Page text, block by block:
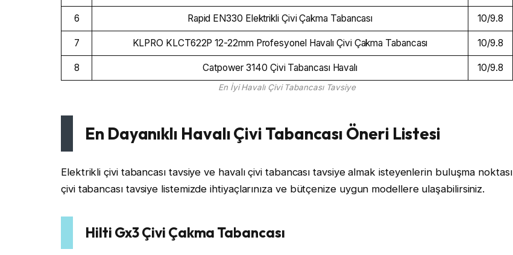
6 Rapid EN330 Elektrikli Çivi Çakma Tabancası 10/9.8
7 KLPRO KLCT622P 12-22mm Profesyonel Havalı Çivi Çakma Tabancası 10/9.8
8 Catpower 3140 Çivi Tabancası Havalı 10/9.8
En İyi Havalı Çivi Tabancası Tavsiye
En Dayanıklı Havalı Çivi Tabancası Öneri Listesi
Elektrikli çivi tabancası tavsiye ve havalı çivi tabancası tavsiye almak isteyenlerin buluşma noktası
çivi tabancası tavsiye listemizde ihtiyaçlarınıza ve bütçenize uygun modellere ulaşabilirsiniz.
Hilti Gx3 Çivi Çakma Tabancası